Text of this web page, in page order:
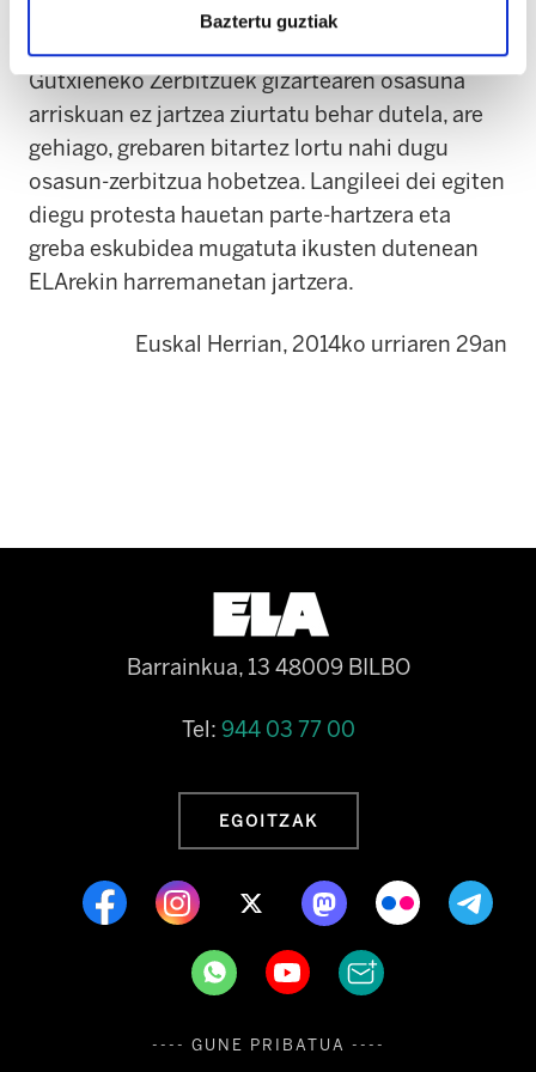
Baztertu guztiak
ELAk bileran azaldu du greba egun hauetan
Gutxieneko Zerbitzuek gizartearen osasuna
arriskuan ez jartzea ziurtatu behar dutela, are
gehiago, grebaren bitartez lortu nahi dugu
osasun-zerbitzua hobetzea. Langileei dei egiten
diegu protesta hauetan parte-hartzera eta
greba eskubidea mugatuta ikusten dutenean
ELArekin harremanetan jartzera.
Euskal Herrian, 2014ko urriaren 29an
Barrainkua, 13 48009 BILBO
Tel: 944 03 77 00
EGOITZAK
---- GUNE PRIBATUA ----